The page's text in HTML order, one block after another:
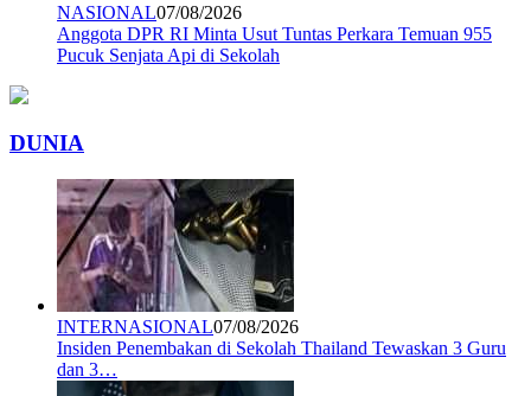
NASIONAL07/08/2026
Anggota DPR RI Minta Usut Tuntas Perkara Temuan 955
Pucuk Senjata Api di Sekolah
DUNIA
INTERNASIONAL07/08/2026
Insiden Penembakan di Sekolah Thailand Tewaskan 3 Guru
dan 3…